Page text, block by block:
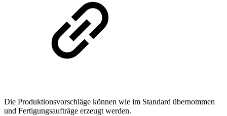
Die Produktionsvorschläge können wie im Standard übernommen
und Fertigungsaufträge erzeugt werden.